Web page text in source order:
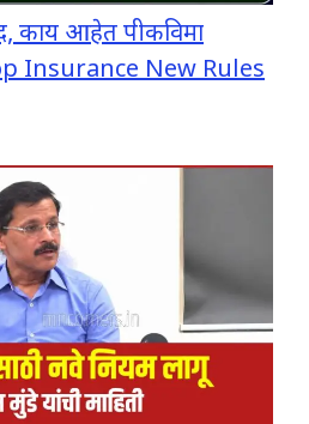
काय आहेत पीकविमा
Insurance New Rules